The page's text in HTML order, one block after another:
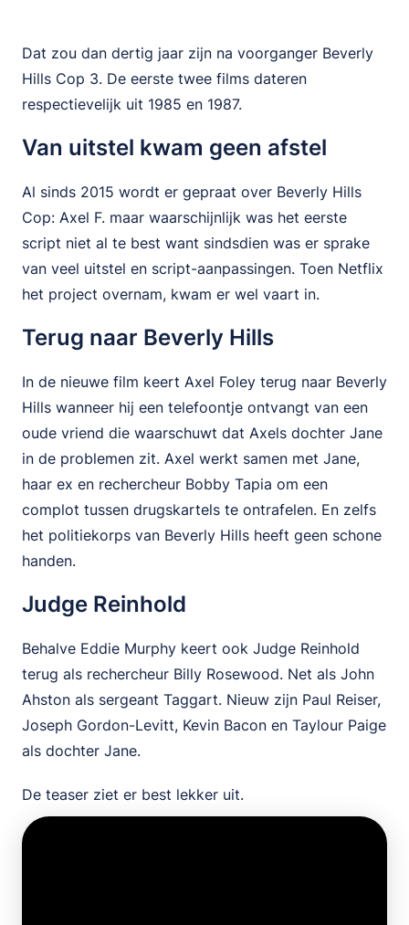
Dat zou dan dertig jaar zijn na voorganger Beverly
Hills Cop 3. De eerste twee films dateren
respectievelijk uit 1985 en 1987.
Van uitstel kwam geen afstel
Al sinds 2015 wordt er gepraat over Beverly Hills
Cop: Axel F. maar waarschijnlijk was het eerste
script niet al te best want sindsdien was er sprake
van veel uitstel en script-aanpassingen. Toen Netflix
het project overnam, kwam er wel vaart in.
Terug naar Beverly Hills
In de nieuwe film keert Axel Foley terug naar Beverly
Hills wanneer hij een telefoontje ontvangt van een
oude vriend die waarschuwt dat Axels dochter Jane
in de problemen zit. Axel werkt samen met Jane,
haar ex en rechercheur Bobby Tapia om een
complot tussen drugskartels te ontrafelen. En zelfs
het politiekorps van Beverly Hills heeft geen schone
handen.
Judge Reinhold
Behalve Eddie Murphy keert ook Judge Reinhold
terug als rechercheur Billy Rosewood. Net als John
Ahston als sergeant Taggart. Nieuw zijn Paul Reiser,
Joseph Gordon-Levitt, Kevin Bacon en Taylour Paige
als dochter Jane.
De teaser ziet er best lekker uit.